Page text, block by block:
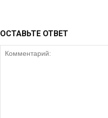
ОСТАВЬТЕ ОТВЕТ